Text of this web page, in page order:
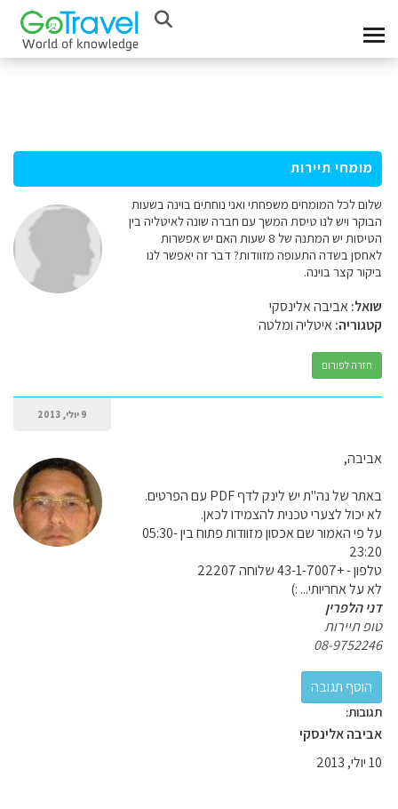
מומחי תיירות
שלום לכל המומחים משפחתי ואני נוחתים בוינה בשעות
הבוקר ויש לנו טיסת המשך עם חברה שונה לאיטליה בין
הטיסות יש המתנה של 8 שעות האם יש אפשרות
לאחסן בשדה התעופה מזוודות? דבר זה יאפשר לנו
ביקור קצר בוינה.
שואל:אביבה אלינסקי
קטגוריה:איטליה ומלטה
חזרה לפורום
9 יולי, 2013
אביבה,
באתר של נה"ת יש לינק לדף PDF עם הפרטים.
לא יכול לצערי טכנית להצמידו לכאן.
על פי האמור שם אכסון מזוודות פתוח בין 05:30-
23:20
טלפון - +43-1-7007 שלוחה 22207
לא על אחריותי... :)
דני הלפרין
טופ תיירות
08-9752246
תגובות:
אביבה אלינסקי
10 יולי, 2013